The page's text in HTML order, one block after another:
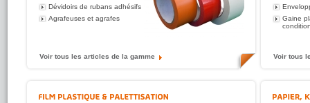
Dévidoirs de rubans adhésifs
Agrafeuses et agrafes
Voir tous les articles de la gamme
Gaine
Voir tous